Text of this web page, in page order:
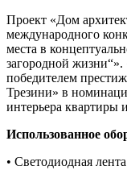
Проект «Дом
международного
места в
загородной жизни“».
победителем
Трезини» в
интерьера квартиры
Использованное
• Светодиодная